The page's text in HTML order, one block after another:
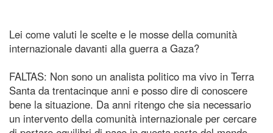
Lei come valuti le scelte e le mosse della comunità
internazionale davanti alla guerra a Gaza?
FALTAS: Non sono un analista politico ma vivo in Terra
Santa da trentacinque anni e posso dire di conoscere
bene la situazione. Da anni ritengo che sia necessario
un intervento della comunità internazionale per cercare